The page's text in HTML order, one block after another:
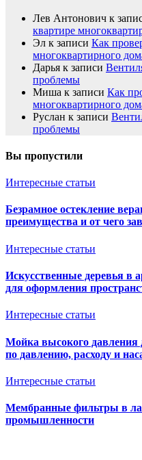
Лев Антонович к
квартире
Эл к записи Как
многоквартирного
Дарья к записи
проблемы
Миша к записи Как
многоквартирного
Руслан к записи
проблемы
Вы пропустили
Интересные статьи
Безрамное остекление
преимущества и от чего
Интересные статьи
Искусственные деревья в
для оформления
Интересные статьи
Мойка высокого давления
по давлению, расходу и
Интересные статьи
Мембранные фильтры в
промышленности